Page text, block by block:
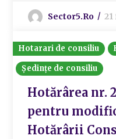
Sector5.ro
Hotarari de consiliu
Ședințe de consiliu
Hotărârea nr.
pentru
Hotărârii